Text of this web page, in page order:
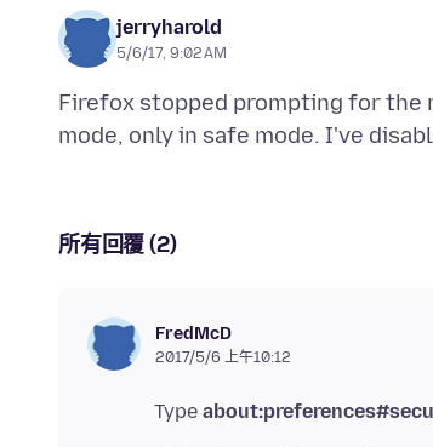
jerryharold
5/6/17, 9:02 AM
Firefox stopped prompting for the
所有回覆 (2)
FredMcD
2017/5/6 上午10:12
Type